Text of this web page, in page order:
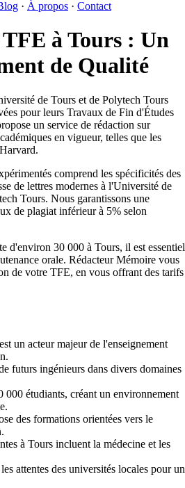
· À propos · Contact
à Tours : Un
de Qualité
de Tours et de Polytech Tours
pour leurs Travaux de Fin d'Études
un service de rédaction sur
en vigueur, telles que les
comprend les spécificités des
de lettres modernes à l'Université de
Tours. Nous garantissons une
de plagiat inférieur à 5% selon
d'environ 30 000 à Tours, il est essentiel
orale. Rédacteur Mémoire vous
de votre TFE, en vous offrant des tarifs
un acteur majeur de l'enseignement
futurs ingénieurs dans divers domaines
000 étudiants, créant un environnement
des formations orientées vers le
à Tours incluent la médecine et les
attentes des universités locales pour un